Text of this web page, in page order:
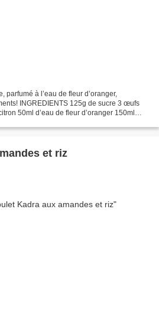
parfumé à l’eau de fleur d’oranger,
INGREDIENTS 125g de sucre 3 œufs
50ml d’eau de fleur d’oranger 150ml
et riz